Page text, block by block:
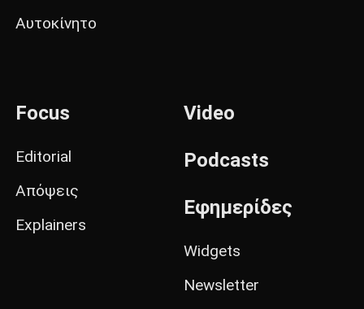
Αυτοκίνητο
Focus
Editorial
Απόψεις
Explainers
Video
Podcasts
Εφημερίδες
Widgets
Newsletter